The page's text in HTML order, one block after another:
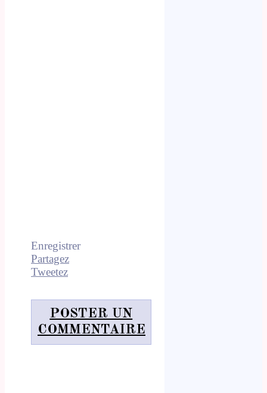
Enregistrer
Partagez
Tweetez
POSTER UN
COMMENTAIRE